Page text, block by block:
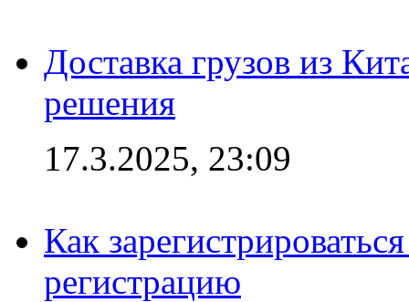
Доставка грузов из
решения
17.3.2025, 23:09
Как
регистрацию